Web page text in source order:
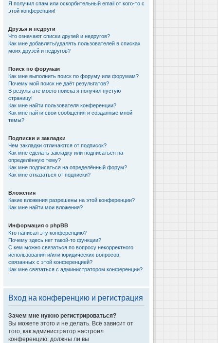
Я получил спам или оскорбительный email от кого-то с
этой конференции!
Друзья и недруги
Что означают списки друзей и недругов?
Как мне добавлять/удалять пользователей в списках
моих друзей и недругов?
Поиск по форумам
Как мне выполнить поиск по форуму или форумам?
Почему мой поиск не даёт результатов?
В результате моего поиска я получил пустую
страницу!
Как мне найти пользователя конференции?
Как мне найти свои сообщения и созданные мной
темы?
Подписки и закладки
Чем закладки отличаются от подписок?
Как мне сделать закладку или подписаться на
определённую тему?
Как мне подписаться на определённый форум?
Как мне отказаться от подписки?
Вложения
Какие вложения разрешены на этой конференции?
Как мне найти мои вложения?
Информация о phpBB
Кто написал эту конференцию?
Почему здесь нет такой-то функции?
С кем можно связаться по вопросу некорректного
использования и/или юридических вопросов,
связанных с этой конференцией?
Как мне связаться с администратором конференции?
Вход на конференцию и регистрация
Зачем мне нужно регистрироваться?
Вы можете этого и не делать. Всё зависит от
того, как администратор настроил
конференцию: должны ли вы